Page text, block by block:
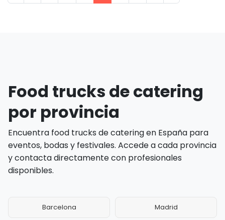
Food trucks de catering
por provincia
Encuentra food trucks de catering en España para
eventos, bodas y festivales. Accede a cada provincia
y contacta directamente con profesionales
disponibles.
Barcelona Madrid